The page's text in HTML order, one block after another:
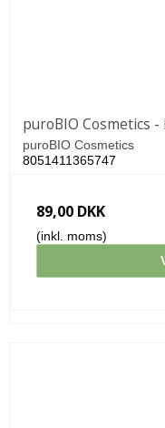
puroBIO Cosmetics
puroBIO Cosmetics
8051411365747
89,00 DKK
(inkl. moms)